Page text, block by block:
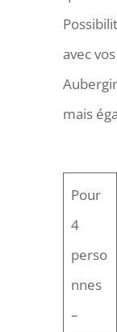
avec
mais
Pour
4
perso
nnes
–